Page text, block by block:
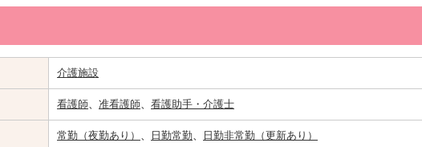
介護施設
看護師、 准看護師、 看護助手・介護士
常勤（夜勤あり） 、 日勤常勤、 日勤非常勤（更新あり）